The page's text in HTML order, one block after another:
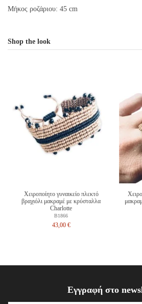
Μήκος ροζάριου: 45 cm
Shop the look
Χειροποίητο γυναικείο πλεκτό
βραχιόλι μακραμέ με κρύσταλλα
Charlotte
B1866
43,00 €
Εγγραφή στο